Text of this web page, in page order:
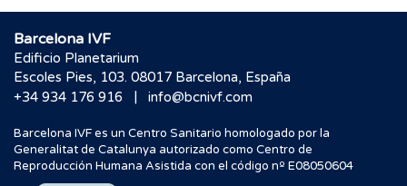
Barcelona IVF
Edificio Planetarium
Escoles Pies, 103. 08017 Barcelona, España
+34 934 176 916
| info@bcnivf.com
Barcelona IVF es un Centro Sanitario homologado por la
Generalitat de Catalunya autorizado como Centro de
Reproducción Humana Asistida con el código nº E08050604